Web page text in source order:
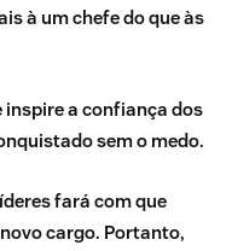
à um chefe do que às
inspire a confiança dos
sem o medo.
fará com que
cargo. Portanto,